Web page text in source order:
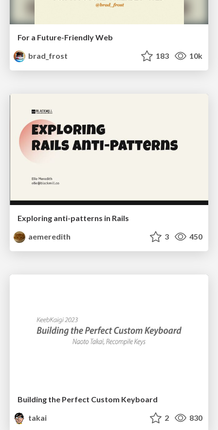
For a Future-Friendly Web
brad_frost
183 10k
Exploring anti-patterns in Rails
aemeredith
3 450
Building the Perfect Custom Keyboard
takai
2 830